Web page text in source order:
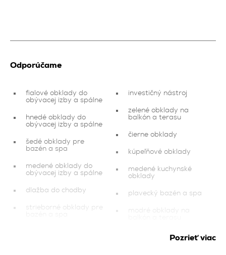
Odporúčame
fialové obklady do
obývacej izby a spálne
hnedé obklady do
obývacej izby a spálne
šedé obklady pre
bazén a spa
medené obklady do
obývacej izby a spálne
dlažba do chodby
strieborné obklady pre
investičný nástroj
zelené obklady na
balkón a terasu
čierne obklady
kúpeľňové obklady
medené kuchynské
obklady
plavecký bazén a spa
modré obklady na
grafitové kúpeľňové
Pozrieť viac